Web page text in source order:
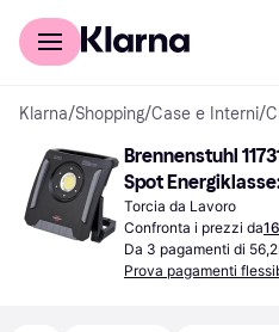
Per il tuo shopping
Klarna/Shopping/Case e Interni/
Brennenstuhl
Spot
Torcia da Lavoro
Confronta i prezzi da
Da 3 pagamenti di
Prova pagamenti